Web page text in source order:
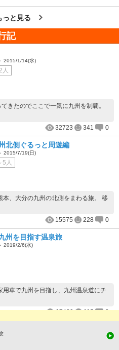
っと見る
記
2015/1/14(水)
人
きたのでここで一気に九州を制覇。
32723
341 0
北側ぐるっと周遊編
2015/7/19(日)
5人
、大分の九州の北側をまわる旅。 移
15575
228 0
州を目指す温泉旅
2019/2/6(水)
車で九州を目指し、九州温泉道にチ
17489
115 3
と見る